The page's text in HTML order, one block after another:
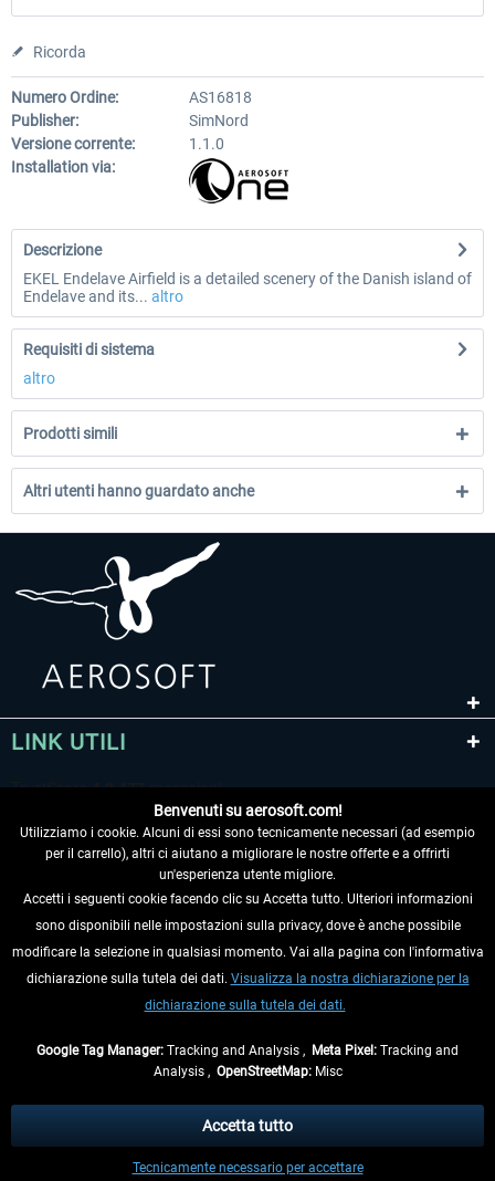
Ricorda
Numero Ordine:
AS16818
Publisher:
SimNord
Versione corrente:
1.1.0
Installation via:
Descrizione
EKEL Endelave Airfield is a detailed scenery of the Danish island of
Endelave and its... altro
Requisiti di sistema
altro
Prodotti simili
Altri utenti hanno guardato anche
LINK UTILI
RECEDERE DAL CONTRATTO
INFORMAZIONI
eventualmente le spese di spedizione, se non diversamente descritto.
** Riguarda le spedizioni al di fuori della Germania, i tempi di consegna per le
altre nazioni sono disponibili nelleinformazioni di spedizione
Benvenuti su aerosoft.com!
Utilizziamo i cookie. Alcuni di essi sono tecnicamente necessari (ad esempio
per il carrello), altri ci aiutano a migliorare le nostre offerte e a offrirti
un'esperienza utente migliore.
Accetti i seguenti cookie facendo clic su Accetta tutto. Ulteriori informazioni
sono disponibili nelle impostazioni sulla privacy, dove è anche possibile
modificare la selezione in qualsiasi momento. Vai alla pagina con l'informativa
dichiarazione sulla tutela dei dati. Visualizza la nostra dichiarazione per la
dichiarazione sulla tutela dei dati.
Google Tag Manager: Tracking and Analysis , Meta Pixel: Tracking and
Analysis , OpenStreetMap:Misc
Tecnicamente necessario per accettare
Accetta tutto